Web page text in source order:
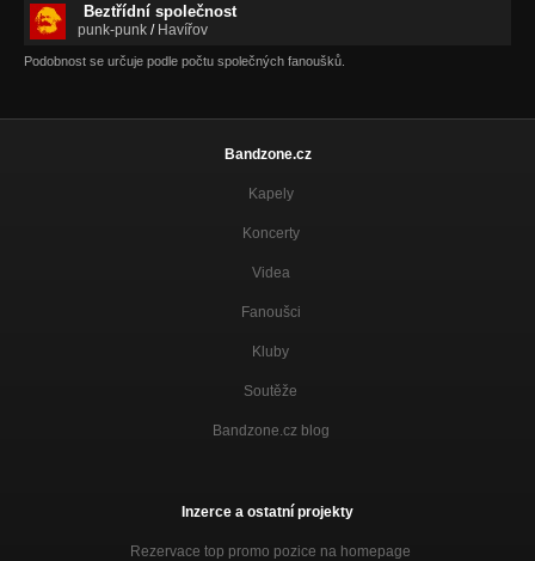
Beztřídní společnost
punk-punk / Havířov
Podobnost se určuje podle počtu společných fanoušků.
Bandzone.cz
Kapely
Koncerty
Videa
Fanoušci
Kluby
Soutěže
Bandzone.cz blog
Inzerce a ostatní projekty
Rezervace top promo pozice na homepage